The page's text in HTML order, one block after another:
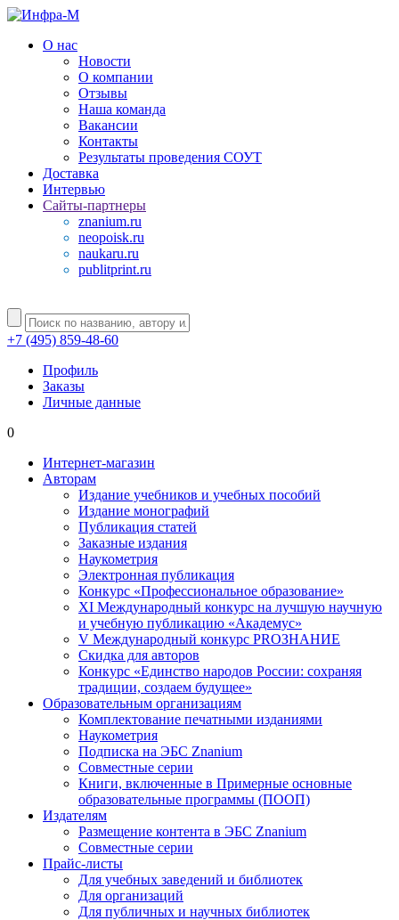
О нас
Новости
О компании
Отзывы
Наша команда
Вакансии
Контакты
Результаты проведения СОУТ
Доставка
Интервью
Сайты-партнеры
znanium.ru
neopoisk.ru
naukaru.ru
publitprint.ru
+7 (495) 859-48-60
Профиль
Заказы
Личные данные
0
Интернет-магазин
Авторам
Издание учебников и учебных пособий
Издание монографий
Публикация статей
Заказные издания
Наукометрия
Электронная публикация
Конкурс «Профессиональное образование»
XI Международный конкурс на лучшую научную
и учебную публикацию «Академус»
V Международный конкурс PROЗНАНИЕ
Скидка для авторов
Конкурс «Единство народов России: сохраняя
традиции, создаем будущее»
Образовательным организациям
Комплектование печатными изданиями
Наукометрия
Подписка на ЭБС Znanium
Совместные серии
Книги, включенные в Примерные основные
образовательные программы (ПООП)
Издателям
Размещение контента в ЭБС Znanium
Совместные серии
Прайс-листы
Для учебных заведений и библиотек
Для организаций
Для публичных и научных библиотек